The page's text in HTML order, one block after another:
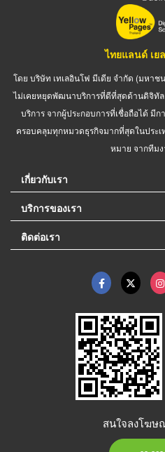
ไทยแลนด์ เย
โดย บริษัท เทเลอินโฟ มีเดีย จำกัด (มหาช
ไม่เคยหยุดพัฒนาบริการที่ดีที่สุดด้านดิจิทัล
บริการ จากผู้ประกอบการที่เชื่อถือได้ มี
ครอบคลุมทุกหมวดธุรกิจมากที่สุดในประ
หมาย จากทีม
เกี่ยวกับเรา
บริการของเรา
ติดต่อเรา
สนใจลงโฆษ